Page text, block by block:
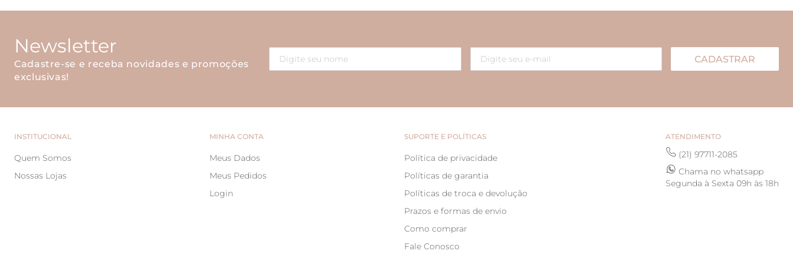
cosméticos e esperar secar.
- Guarde separadamente em saquinhos evitando atrito com outras
Dica extra: Utilize nossa flanela mágica CP para limpar e aumentar a
Newsletter
Cadastre-se e receba novidades e promoções
exclusivas!
CADASTRAR
INSTITUCIONAL
Quem Somos
Nossas Lojas
MINHA CONTA
Meus Dados
Meus Pedidos
Login
SUPORTE E POLÍTICAS
Política de privacidade
Políticas de garantia
Políticas de troca e devolução
Prazos e formas de envio
Como comprar
Fale Conosco
ATENDIMENTO
(21) 97711-2085
Chama no whatsapp
Segunda à Sexta 09h às 18h